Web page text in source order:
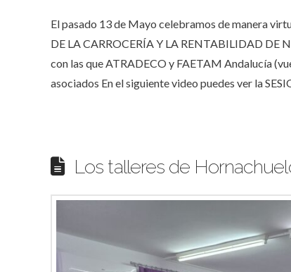
El pasado 13 de Mayo celebramos de manera
DE LA CARROCERÍA Y LA RENTABILIDAD DE
con las que ATRADECO y FAETAM Andalucía
asociados En el siguiente video puedes ver la
Los talleres de